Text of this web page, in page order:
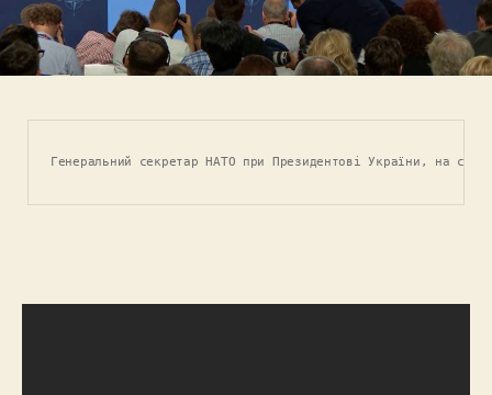
Генеральний секретар НАТО при Президентові України, на